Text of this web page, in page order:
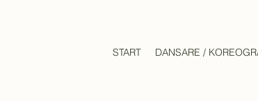
START DANSARE /